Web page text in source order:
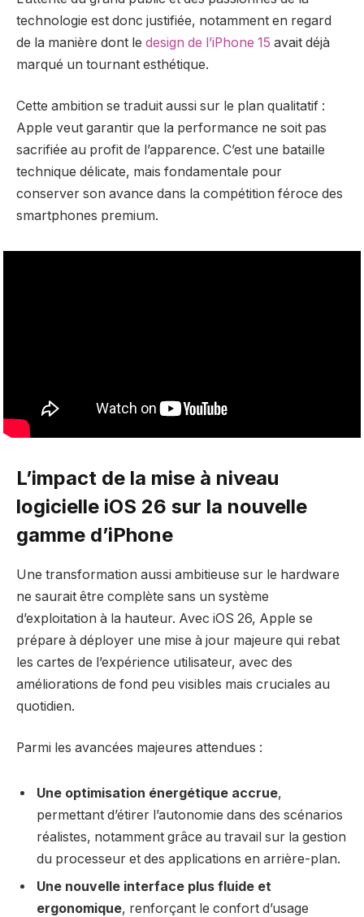
technologie est donc justifiée, notamment en regard
de la manière dont le design de l’iPhone 15 avait déjà
marqué un tournant esthétique.
Cette ambition se traduit aussi sur le plan qualitatif :
Apple veut garantir que la performance ne soit pas
sacrifiée au profit de l’apparence. C’est une bataille
technique délicate, mais fondamentale pour
conserver son avance dans la compétition féroce des
smartphones premium.
L’impact de la mise à niveau
logicielle iOS 26 sur la nouvelle
gamme d’iPhone
Une transformation aussi ambitieuse sur le hardware
ne saurait être complète sans un système
d’exploitation à la hauteur. Avec iOS 26, Apple se
prépare à déployer une mise à jour majeure qui rebat
les cartes de l’expérience utilisateur, avec des
améliorations de fond peu visibles mais cruciales au
quotidien.
Parmi les avancées majeures attendues :
Une optimisation énergétique accrue,
permettant d’étirer l’autonomie dans des scénarios
réalistes, notamment grâce au travail sur la gestion
du processeur et des applications en arrière-plan.
Une nouvelle interface plus fluide et
ergonomique, renforçant le confort d’usage